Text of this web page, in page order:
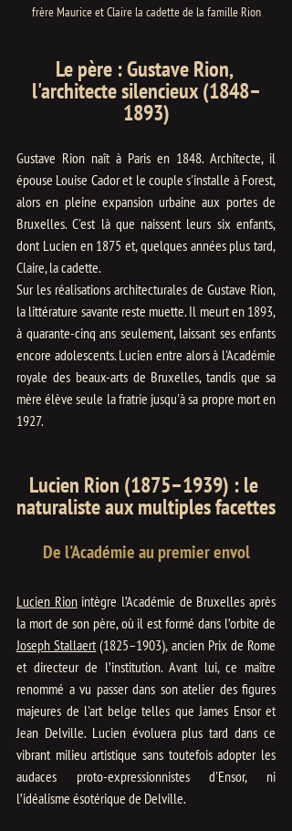
frère Maurice et Claire la cadette de la famille Rion
Le père : Gustave Rion,
l'architecte silencieux (1848–
1893)
Gustave Rion naît à Paris en 1848. Architecte, il
épouse Louise Cador et le couple s'installe à Forest,
alors en pleine expansion urbaine aux portes de
Bruxelles. C'est là que naissent leurs six enfants,
dont Lucien en 1875 et, quelques années plus tard,
Claire, la cadette.
Sur les réalisations architecturales de Gustave Rion,
la littérature savante reste muette. Il meurt en 1893,
à quarante-cinq ans seulement, laissant ses enfants
encore adolescents. Lucien entre alors à l'Académie
royale des beaux-arts de Bruxelles, tandis que sa
mère élève seule la fratrie jusqu'à sa propre mort en
1927.
Lucien Rion (1875–1939) : le
naturaliste aux multiples facettes
De l'Académie au premier envol
Lucien Rion intègre l’Académie de Bruxelles après
Joseph Stallaert (1825–1903), ancien Prix de Rome
et directeur de l’institution. Avant lui, ce maître
renommé a vu passer dans son atelier des figures
majeures de l'art belge telles que James Ensor et
Jean Delville. Lucien évoluera plus tard dans ce
vibrant milieu artistique sans toutefois adopter les
audaces proto-expressionnistes d'Ensor, ni
l’idéalisme ésotérique de Delville.